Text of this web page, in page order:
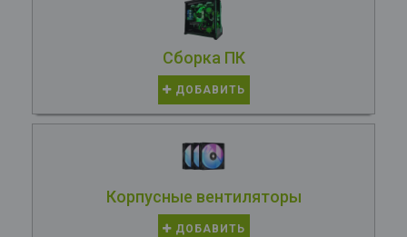
Сборка ПК
ДОБАВИТЬ
Корпусные вентиляторы
ДОБАВИТЬ